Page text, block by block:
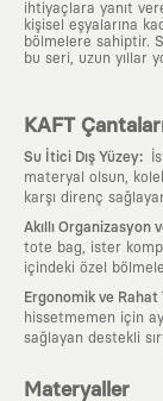
ihtiyaçlara yanıt
kişisel eşyalarına
bölmelere sahiptir.
bu seri, uzun yıllar
KAFT
Su İtici Dış Yüzey:
materyal olsun,
karşı direnç
Akıllı Organizasyon
tote bag, ister
içindeki özel
Ergonomik ve Rahat
hissetmemen için
sağlayan destekli
Materyaller